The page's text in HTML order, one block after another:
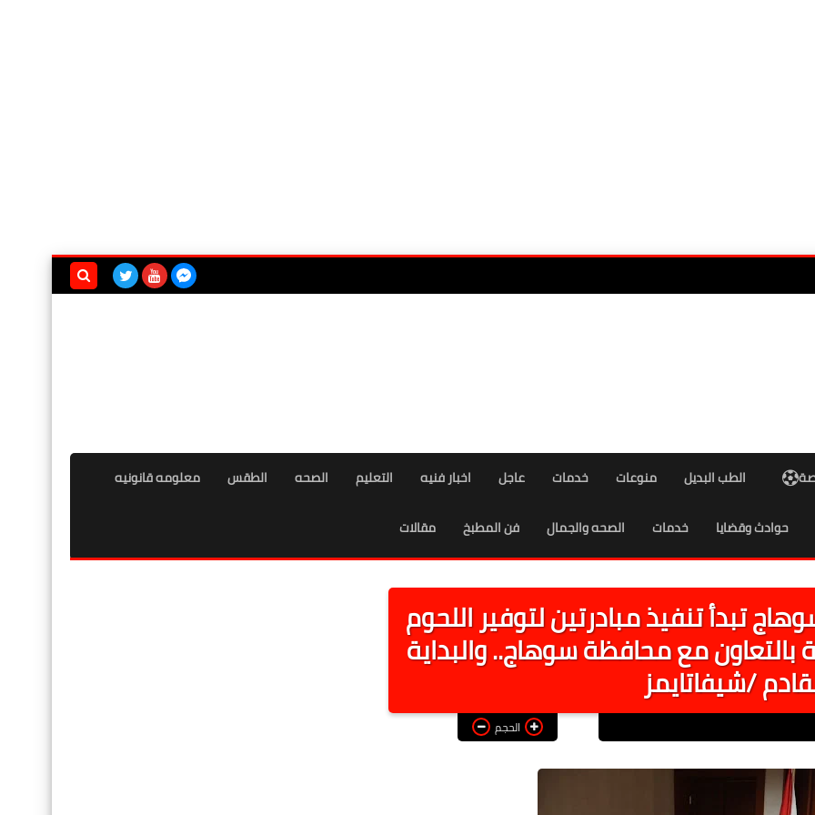
الطب البديل منوعات خدمات عاجل اخبار فنيه التعليم الصحه الطقس معلومه قانونيه
حوادث وقضايا خدمات الصحه والجمال فن المطبخ مقالات
تبدأ تنفيذ مبادرتين لتوفير اللحوم
مع محافظة سوهاج.. والبداية
/شيفاتايمز
الحجم